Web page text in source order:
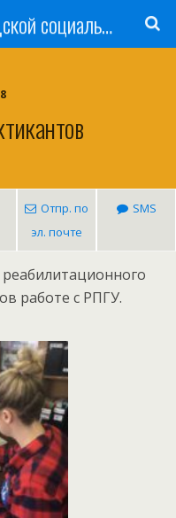
«Серпуховский городской социально-реабилитационный Центр для несовершеннолетних»
Отпр. по
эл. почте
SMS
работе с РПГУ.